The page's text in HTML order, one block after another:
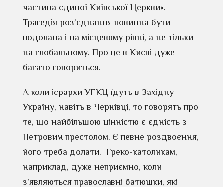
частина єдиної Київської Церкви».
Трагедія роз’єднання повинна бути
подолана і на місцевому рівні, а не тільки
на глобальному. Про це в Києві дуже
багато говориться.
А коли ієрархи УГКЦ їдуть в Західну
Україну, навіть в Чернівці, то говорять про
те, що найбільшою цінністю є єдність з
Петровим престолом. Є певне роздвоєння,
його треба долати. Греко-католикам,
наприклад, дуже неприємно, коли
з’являються православні батюшки, які